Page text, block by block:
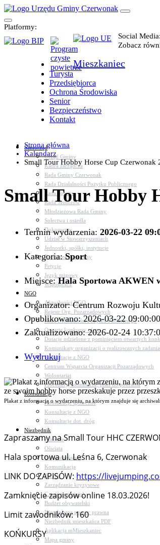
Platformy:
Social Media:
Zobacz
Mieszkaniec
Turysta
Przedsiębiorca
Ochrona Środowiska
Senior
Bezpieczeństwo
Kontakt
Samorząd
Urząd Gminy
Kadra zarządcza
Rada Gminy Czerwonak
Rada Działalności Pożytku Publicznego
Rada Sportu
Rada Seniorów
Młodzieżowa Rada Gminy
Sołectwa i osiedla
Dokumenty
Udział w Stowarzyszeniach
Jednostki, spółki, instytucje
Zasłużeni dla gminy
Petycje
Język migowy
Współpraca
NGO
Aktualności NGO
Rejestr Org. Pozarządowych
Rada Działalności Pożytku Publicznego
Otwarte konkursy ofert
Dotacje udzielone z pominięciem otwartych
Komunikaty organizacji o realizowanych
Konsultacje z NGO
Centrum Wsparcia Organizacji Pozarządowych
Wolontariat
Procedury, formularze, pliki do pobrania
Konsultacje
Konsultacje społeczne
Konsultacje z NGO
Konsultacje dot. dróg
Niezbędnik
Zdrowie
Oświata
Bezpieczeństwo
Komunikacja
Parafie
Zarządzanie kryzysowe
C.ześć w gminie!
Budżet obywatelski
Nieodpłatna pomoc prawna
Niezbędnik mieszkańca PDF
Aplikacja mMieszkaniec
Mapa gminy
Strona główna
Kalendarz
Small Tour Hobby Horse Cup Czerwonak
Small Tour Hobby
Termin wydarzenia: 2026-03-22
Kategoria:Sport
Miejsce:Hala Sportowa AKWEN
Organizator: Centrum Rozwoju
Opublikowano: 2026-03-22 09:00:00
Zaktualizowano: 2026-02-24
Wydrukuj
Plakat z informacją o wydarzeniu, na którym znajduje się
Zapraszamy na Small Tour HHC
Hala sportowa ul. Leśna 6, Czerwonak
LINK DO ZAPISÓW: https://
Zamknięcie zapisów online 18.03.2026!
Limit zawodników: 160
KOŃKURSY